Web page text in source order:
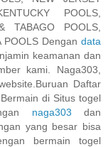
POOLS,
TABAGO POOLS,
POOLS Dengan data
keamanan dan
kami. Naga303,
Daftar
di Situs togel
naga303 dan
yang besar bisa
bermain togel